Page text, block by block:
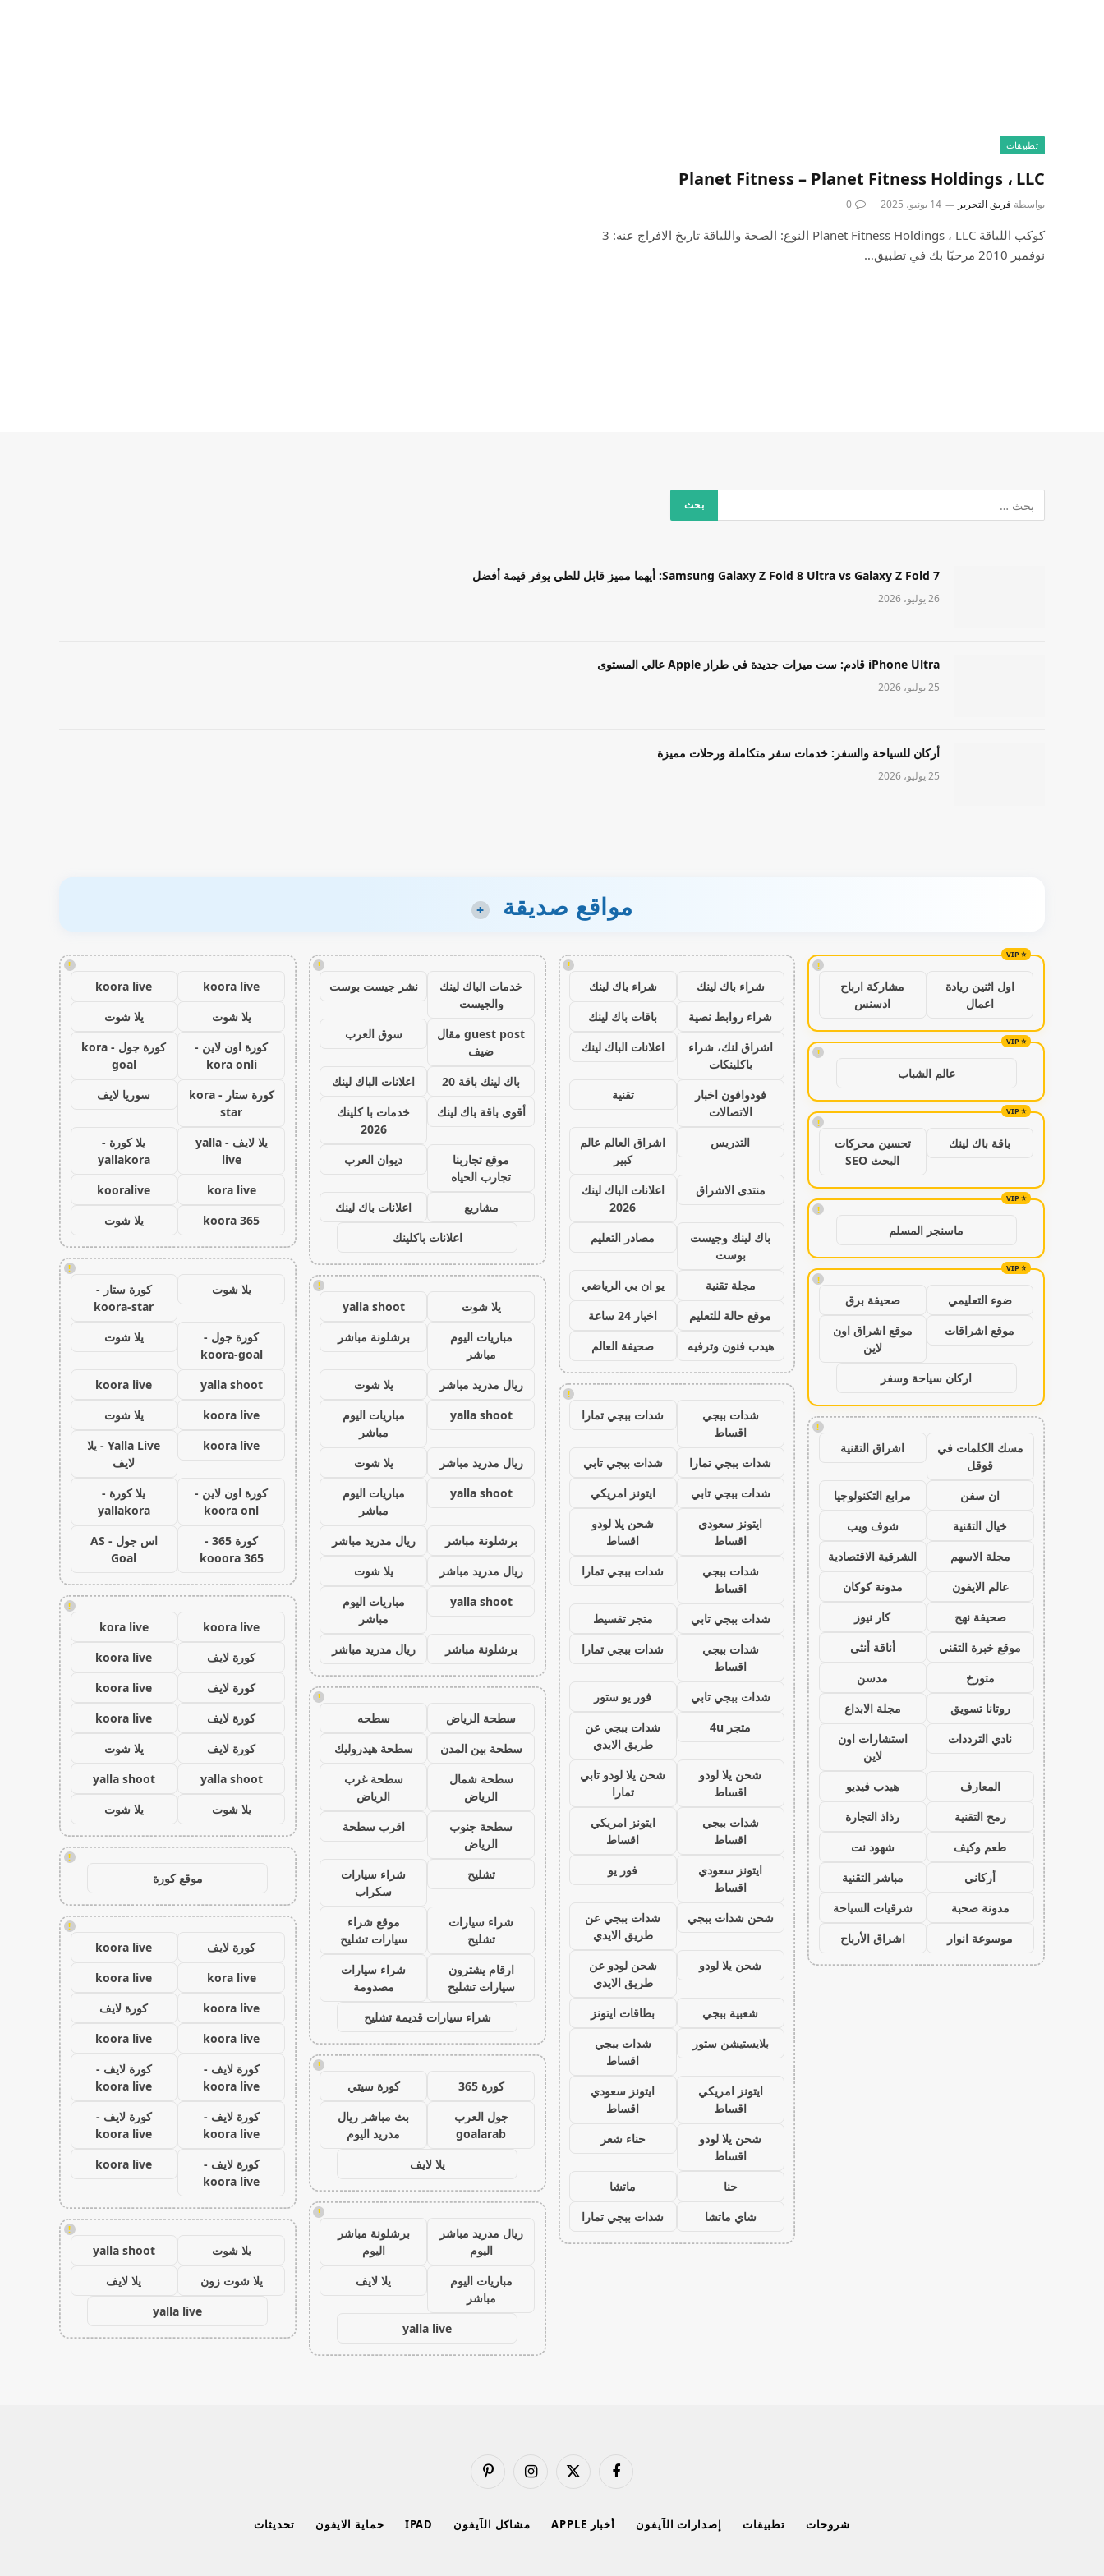
تطبيقات
Planet Fitness – Planet Fitness Holdings ، LLC
بواسطة فريق التحرير 14 يونيو، 2025 0
كوكب اللياقة Planet Fitness Holdings ، LLC النوع: الصحة واللياقة تاريخ الافراج عنه: 3
نوفمبر 2010 مرحبًا بك في تطبيق…
Samsung Galaxy Z Fold 8 Ultra vs Galaxy Z Fold 7: أيهما مميز قابل للطي يوفر قيمة أفضل
26 يوليو، 2026
iPhone Ultra قادم: ست ميزات جديدة في طراز Apple عالي المستوى
25 يوليو، 2026
أركان للسياحة والسفر: خدمات سفر متكاملة ورحلات مميزة
25 يوليو، 2026
مواقع صديقة +
!
اول اثنين ريادة
اعمال
مشاركة ارباح
ادسنس
!
عالم الشباب
!
باقة باك لينك
تحسين محركات
البحث SEO
!
ماسنجر المسلم
!
ضوء التعليمي
صحيفة برق
موقع اشراقات
موقع اشراق اون
لاين
اركان سياحة وسفر
!
مسك الكلمات في
قوقل
اشراق التقنية
ان سفن
مرابع التكنولوجيا
خيال التقنية
شوف ويب
مجلة الاسهم
الشرقية الاقتصادية
عالم الايفون
مدونة كوكان
صحيفة نهج
كار نيوز
موقع خبرة التقني
أناقة أنثى
متورخ
مدسن
روتانا تسويق
مجلة الابداع
نادي الترددات
استشارات اون
لاين
المعارف
هيدب فيديو
رمح التقنية
رذاذ التجارة
طعم وكيف
شهود نت
أركاني
مباشر التقنية
مدونة صحبة
شرقيات السياحة
موسوعة انوار
اشراق الأرباح
!
شراء باك لينك
شراء باك لينك
شراء روابط نصية
باقات باك لينك
اشراق لنك، شراء
باكلينكات
اعلانات الباك لينك
فودوافون اخبار
الاتصالات
تقنية
التدريس
اشراق العالم عالم
كبير
منتدى الاشراق
اعلانات الباك لينك
2026
باك لينك وجيست
بوست
مصادر التعليم
مجلة تقنية
يو ان بي الرياضي
موقع حالة للتعليم
اخبار 24 ساعة
هيدب فنون وترفيه
صحيفة العالم
!
شدات ببجي
اقساط
شدات ببجي تمارا
شدات ببجي تمارا
شدات ببجي تابي
شدات ببجي تابي
ايتونز امريكي
ايتونز سعودي
اقساط
شحن يلا لودو
اقساط
شدات ببجي
اقساط
شدات ببجي تمارا
شدات ببجي تابي
متجر تقسيط
شدات ببجي
اقساط
شدات ببجي تمارا
شدات ببجي تابي
فور يو ستور
متجر 4u
شدات ببجي عن
طريق الايدي
شحن يلا لودو
اقساط
شحن يلا لودو تابي
تمارا
شدات ببجي
اقساط
ايتونز امريكي
اقساط
ايتونز سعودي
اقساط
فور يو
شحن شدات ببجي
شدات ببجي عن
طريق الايدي
شحن يلا لودو
شحن لودو عن
طريق الايدي
شعبية ببجي
بطاقات ايتونز
بلايستيشن ستور
شدات ببجي
اقساط
ايتونز امريكي
اقساط
ايتونز سعودي
اقساط
شحن يلا لودو
اقساط
حناء شعر
حنا
ماتشا
شاي ماتشا
شدات ببجي تمارا
!
خدمات الباك لينك
والجيست
نشر جيست بوست
guest post مقال
ضيف
سوق العرب
باك لينك باقة 20
اعلانات الباك لينك
أقوى باقة باك لينك
خدمات با كلينك
2026
موقع تجاربنا
تجارب الحياه
ديوان العرب
مشاريع
اعلانات باك لينك
اعلانات باكلينك
!
يلا شوت
yalla shoot
مباريات اليوم
مباشر
برشلونة مباشر
ريال مدريد مباشر
يلا شوت
yalla shoot
مباريات اليوم
مباشر
ريال مدريد مباشر
يلا شوت
yalla shoot
مباريات اليوم
مباشر
برشلونة مباشر
ريال مدريد مباشر
ريال مدريد مباشر
يلا شوت
yalla shoot
مباريات اليوم
مباشر
برشلونة مباشر
ريال مدريد مباشر
!
سطحة الرياض
سطحه
سطحة بين المدن
سطحة هيدروليك
سطحة شمال
الرياض
سطحة غرب
الرياض
سطحة جنوب
الرياض
اقرب سطحة
تشليح
شراء سيارات
سكراب
شراء سيارات
تشليح
موقع شراء
سيارات تشليح
ارقام يشترون
سيارات تشليح
شراء سيارات
مصدومة
شراء سيارات قديمة تشليح
!
كورة 365
كورة سيتي
جول العرب
goalarab
بث مباشر ريال
مدريد اليوم
يلا لايف
!
ريال مدريد مباشر
اليوم
برشلونة مباشر
اليوم
مباريات اليوم
مباشر
يلا لايف
yalla live
!
koora live
koora live
يلا شوت
يلا شوت
كورة اون لاين -
kora onli
كورة جول - kora
goal
كورة ستار - kora
star
سوريا لايف
يلا لايف - yalla
live
يلا كورة -
yallakora
kora live
kooralive
koora 365
يلا شوت
!
يلا شوت
كورة ستار -
koora-star
كورة جول -
koora-goal
يلا شوت
yalla shoot
koora live
koora live
يلا شوت
koora live
Yalla Live - يلا
لايف
كورة اون لاين -
koora onl
يلا كورة -
yallakora
كورة 365 -
kooora 365
اس جول - AS
Goal
!
koora live
kora live
كورة لايف
koora live
كورة لايف
koora live
كورة لايف
koora live
كورة لايف
يلا شوت
yalla shoot
yalla shoot
يلا شوت
يلا شوت
!
موقع كورة
!
كورة لايف
koora live
kora live
koora live
koora live
كورة لايف
koora live
koora live
كورة لايف -
koora live
كورة لايف -
koora live
كورة لايف -
koora live
كورة لايف -
koora live
كورة لايف -
koora live
koora live
!
يلا شوت
yalla shoot
يلا شوت زون
يلا لايف
yalla live
فيسبوك
X
الانستغرامبينتيريست
شروحات تطبيقات إصدارات الآيفون أخبار APPLE مشاكل الآيفون IPAD حماية الايفون تحديثات